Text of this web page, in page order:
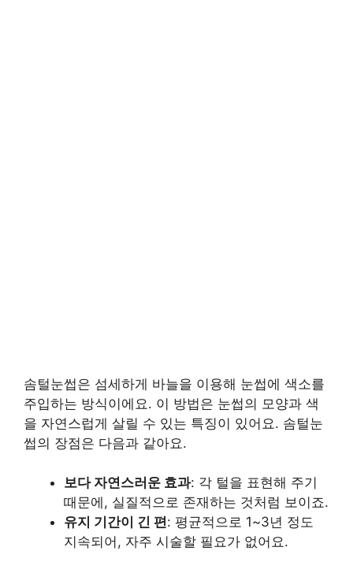
솜털눈썹은 섬세하게 바늘을 이용해 눈썹에 색소를
주입하는 방식이에요. 이 방법은 눈썹의 모양과 색
을 자연스럽게 살릴 수 있는 특징이 있어요. 솜털눈
썹의 장점은 다음과 같아요.
보다 자연스러운 효과: 각 털을 표현해 주기
때문에, 실질적으로 존재하는 것처럼 보이죠.
유지 기간이 긴 편: 평균적으로 1~3년 정도
지속되어, 자주 시술할 필요가 없어요.